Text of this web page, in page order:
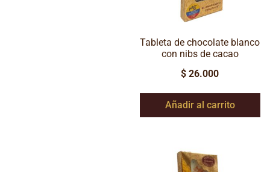
Tableta de chocolate blanco
con nibs de cacao
$ 26.000
Añadir al carrito